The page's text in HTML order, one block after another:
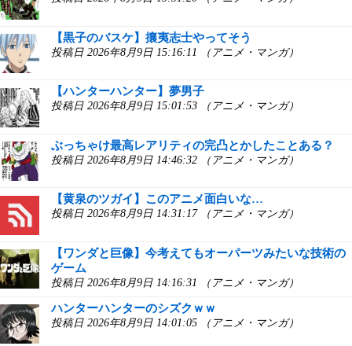
【黒子のバスケ】攘夷志士やってそう
投稿日 2026年8月9日 15:16:11 （アニメ・マンガ）
【ハンターハンター】夢男子
投稿日 2026年8月9日 15:01:53 （アニメ・マンガ）
ぶっちゃけ最高レアリティの完凸とかしたことある？
投稿日 2026年8月9日 14:46:32 （アニメ・マンガ）
【黄泉のツガイ】このアニメ面白いな…
投稿日 2026年8月9日 14:31:17 （アニメ・マンガ）
【ワンダと巨像】今考えてもオーパーツみたいな技術の
ゲーム
投稿日 2026年8月9日 14:16:31 （アニメ・マンガ）
ハンターハンターのシズクｗｗ
投稿日 2026年8月9日 14:01:05 （アニメ・マンガ）